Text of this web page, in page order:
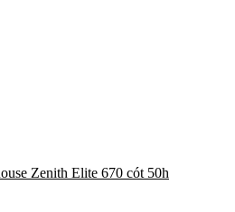
Zenith Elite 670 cót 50h